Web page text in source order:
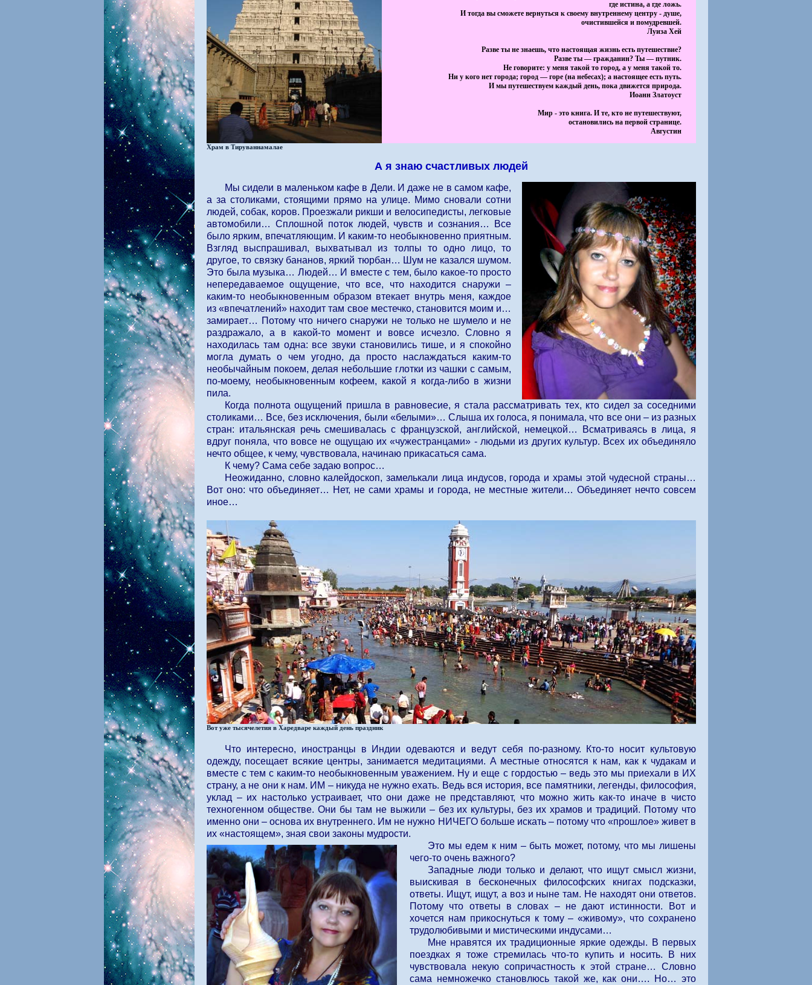
где истина, а где ложь.
И тогда вы сможете вернуться к своему внутреннему центру - душе,
очистившейся и помудревшей.
Луиза Хей
Разве ты не знаешь, что настоящая жизнь есть путешествие?
Разве ты — гражданин? Ты — путник.
Не говорите: у меня такой то город, а у меня такой то.
Ни у кого нет города; город — горе (на небесах); а настоящее есть путь.
И мы путешествуем каждый день, пока движется природа.
Иоанн Златоуст
Мир - это книга. И те, кто не путешествуют,
остановились на первой странице.
Августин
Храм в Тируваннамалае
А я знаю счастливых людей
Мы сидели в маленьком кафе в Дели. И даже не в самом кафе,
а за столиками, стоящими прямо на улице. Мимо сновали сотни
людей, собак, коров. Проезжали рикши и велосипедисты, легковые
автомобили… Сплошной поток людей, чувств и сознания… Все
было ярким, впечатляющим. И каким-то необыкновенно приятным.
Взгляд выспрашивал, выхватывал из толпы то одно лицо, то
другое, то связку бананов, яркий тюрбан… Шум не казался шумом.
Это была музыка… Людей… И вместе с тем, было какое-то просто
непередаваемое ощущение, что все, что находится снаружи –
каким-то необыкновенным образом втекает внутрь меня, каждое
из «впечатлений» находит там свое местечко, становится моим и…
замирает… Потому что ничего снаружи не только не шумело и не
раздражало, а в какой-то момент и вовсе исчезло. Словно я
находилась там одна: все звуки становились тише, и я спокойно
могла думать о чем угодно, да просто наслаждаться каким-то
необычайным покоем, делая небольшие глотки из чашки с самым,
по-моему, необыкновенным кофеем, какой я когда-либо в жизни
пила.
Когда полнота ощущений пришла в равновесие, я стала рассматривать тех, кто сидел за соседними
столиками… Все, без исключения, были «белыми»… Слыша их голоса, я понимала, что все они – из разных
стран: итальянская речь смешивалась с французской, английской, немецкой… Всматриваясь в лица, я
вдруг поняла, что вовсе не ощущаю их «чужестранцами» - людьми из других культур. Всех их объединяло
нечто общее, к чему, чувствовала, начинаю прикасаться сама.
К чему? Сама себе задаю вопрос…
Неожиданно, словно калейдоскоп, замелькали лица индусов, города и храмы этой чудесной страны…
Вот оно: что объединяет… Нет, не сами храмы и города, не местные жители… Объединяет нечто совсем
иное…
Вот уже тысячелетия в Харедваре каждый день праздник
Что интересно, иностранцы в Индии одеваются и ведут себя по-разному. Кто-то носит культовую
одежду, посещает всякие центры, занимается медитациями. А местные относятся к нам, как к чудакам и
вместе с тем с каким-то необыкновенным уважением. Ну и еще с гордостью – ведь это мы приехали в ИХ
страну, а не они к нам. ИМ – никуда не нужно ехать. Ведь вся история, все памятники, легенды, философия,
уклад – их настолько устраивает, что они даже не представляют, что можно жить как-то иначе в чисто
техногенном обществе. Они бы там не выжили – без их культуры, без их храмов и традиций. Потому что
именно они – основа их внутреннего. Им не нужно НИЧЕГО больше искать – потому что «прошлое» живет в
их «настоящем», зная свои законы мудрости.
Это мы едем к ним – быть может, потому, что мы лишены
чего-то очень важного?
Западные люди только и делают, что ищут смысл жизни,
выискивая в бесконечных философских книгах подсказки,
ответы. Ищут, ищут, а воз и ныне там. Не находят они ответов.
Потому что ответы в словах – не дают истинности. Вот и
хочется нам прикоснуться к тому – «живому», что сохранено
трудолюбивыми и мистическими индусами…
Мне нравятся их традиционные яркие одежды. В первых
поездках я тоже стремилась что-то купить и носить. В них
чувствовала некую сопричастность к этой стране… Словно
сама немножечко становлюсь такой же, как они…. Но… это